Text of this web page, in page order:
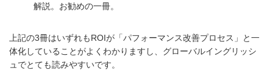
解説。お勧めの一冊。
上記の3冊はいずれもROIが「パフォーマンス改善プロセス」と一
体化していることがよくわかりますし、グローバルイングリッシ
ュでとても読みやすいです。